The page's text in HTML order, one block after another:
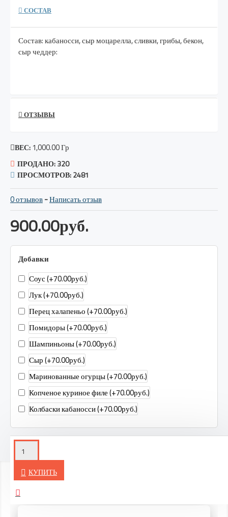
СОСТАВ
Состав: кабаносси, сыр моцарелла,сливки,грибы, бекон,
сырчеддер:
ОТЗЫВЫ
ВЕС: 1,000.00 Гр
ПРОДАНО: 320
ПРОСМОТРОВ: 2481
0 отзывов-Написать отзыв
900.00руб.
Добавки
Соус(+70.00руб.)
Лук(+70.00руб.)
Перец халапеньо(+70.00руб.)
Помидоры(+70.00руб.)
Шампиньоны(+70.00руб.)
Сыр(+70.00руб.)
Маринованные огурцы(+70.00руб.)
Копченое куриное филе(+70.00руб.)
Колбаски кабаносси(+70.00руб.)
КУПИТЬ
ВЫ СМОТРЕЛИ